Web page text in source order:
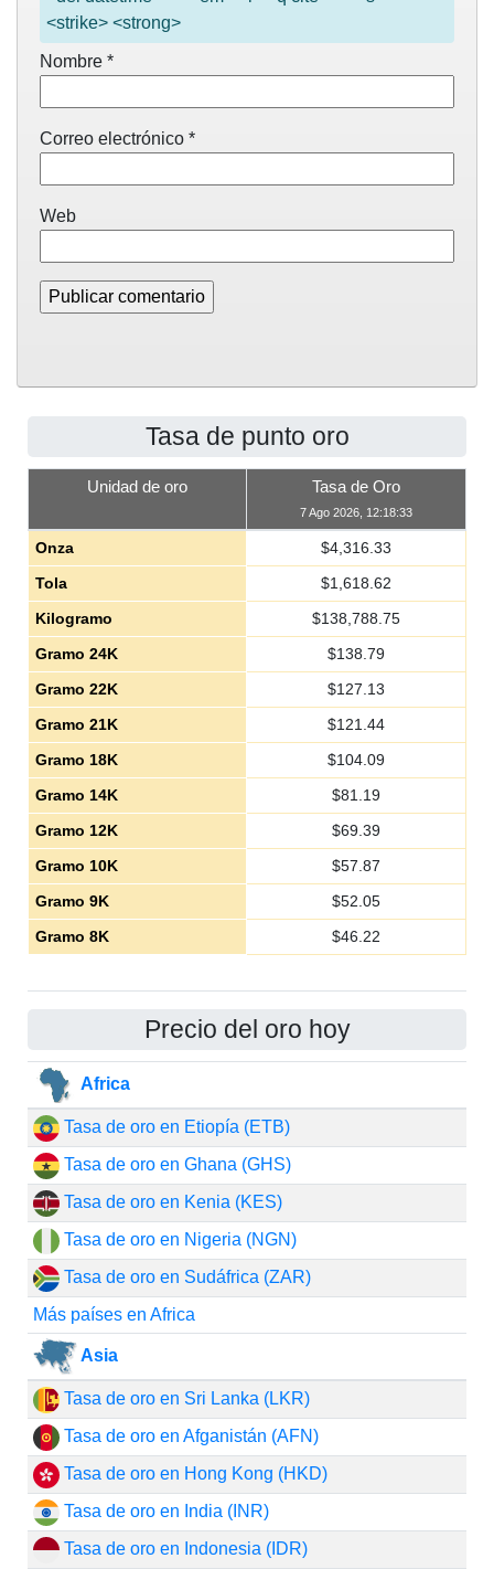
<strike> <strong>
Nombre *
Correo electrónico *
Web
Tasa de punto oro
Unidad de oro Tasa de Oro
7 Ago 2026, 12:18:33
Onza $4,316.33
Tola
$1,618.62
Kilogramo
$138,788.75
Gramo 24K
$138.79
Gramo 22K
$127.13
Gramo 21K
$121.44
Gramo 18K
$104.09
Gramo 14K
$81.19
Gramo 12K
$69.39
Gramo 10K
$57.87
Gramo 9K
$52.05
Gramo 8K
$46.22
Precio del oro hoy
Africa
Tasa de oro en Etiopía (ETB)
Tasa de oro en Ghana (GHS)
Tasa de oro en Kenia (KES)
Tasa de oro en Nigeria (NGN)
Tasa de oro en Sudáfrica (ZAR)
Más países en Africa
Asia
Tasa de oro en Sri Lanka (LKR)
Tasa de oro en Afganistán (AFN)
Tasa de oro en Hong Kong (HKD)
Tasa de oro en India (INR)
Tasa de oro en Indonesia (IDR)